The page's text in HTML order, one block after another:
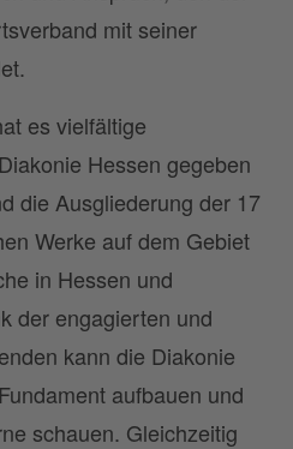
mit seiner
es vielfältige
Hessen gegeben
die Ausgliederung der 17
Werke auf dem Gebiet
in Hessen und
der engagierten und
kann die Diakonie
aufbauen und
schauen. Gleichzeitig